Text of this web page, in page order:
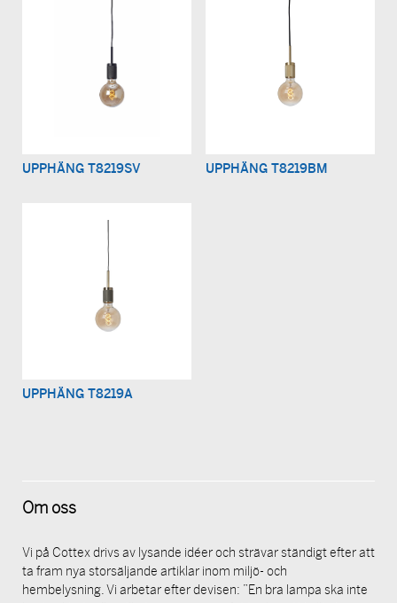
UPPHÄNG T8219SV UPPHÄNG T8219BM
UPPHÄNG T8219A
Om oss
Vi på Cottex drivs av lysande idéer och strävar ständigt efter att
ta fram nya storsäljande artiklar inom miljö- och
hembelysning. Vi arbetar efter devisen: ”En bra lampa ska inte